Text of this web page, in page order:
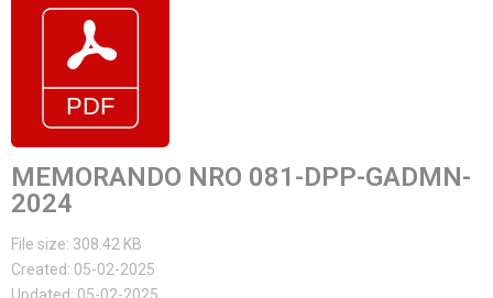
MEMORANDO NRO 081-DPP-GADMN-
2024
File size: 308.42 KB
Created: 05-02-2025